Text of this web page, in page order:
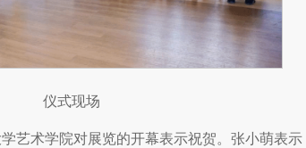
仪式现场
艺术学院对展览的开幕表示祝贺。张小萌表